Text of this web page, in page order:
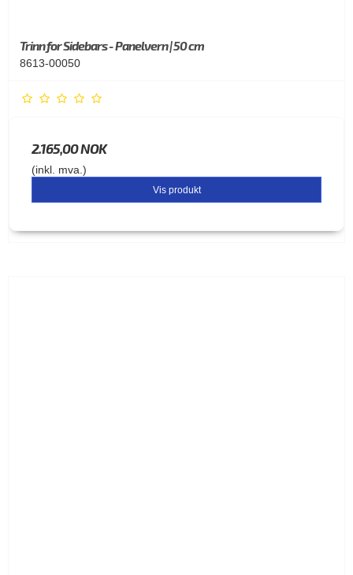
Trinn for Sidebars - Panelvern | 50 cm
8613-00050
2.165,00 NOK
(inkl. mva.)
Vis produkt